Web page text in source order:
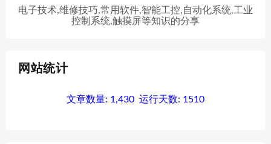
电子技术,维修技巧,常用软件,智能工控,自动化系统,工业
控制系统,触摸屏等知识的分享
网站统计
文章数量: 1,430 运行天数: 1510